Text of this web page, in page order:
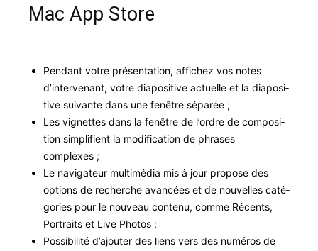
Mac App Store
Pen­dant votre présen­ta­tion, affichez vos notes
d’intervenant, votre dia­pos­i­tive actuelle et la dia­pos­i­
tive suiv­ante dans une fenêtre séparée ;
Les vignettes dans la fenêtre de l’ordre de com­po­si­
tion sim­pli­fient la mod­i­fi­ca­tion de phras­es
complexes ;
Le nav­i­ga­teur mul­ti­mé­dia mis à jour pro­pose des
options de recherche avancées et de nou­velles caté­
gories pour le nou­veau con­tenu, comme Récents,
Por­traits et Live Photos ;
Pos­si­bil­ité d’ajouter des liens vers des numéros de